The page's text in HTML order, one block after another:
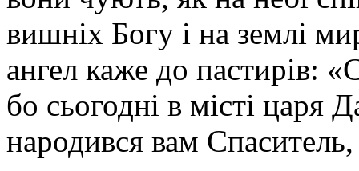
вишніх Богу і на землі
ангел каже до пастирів:
бо сьогодні в місті царя
народився вам